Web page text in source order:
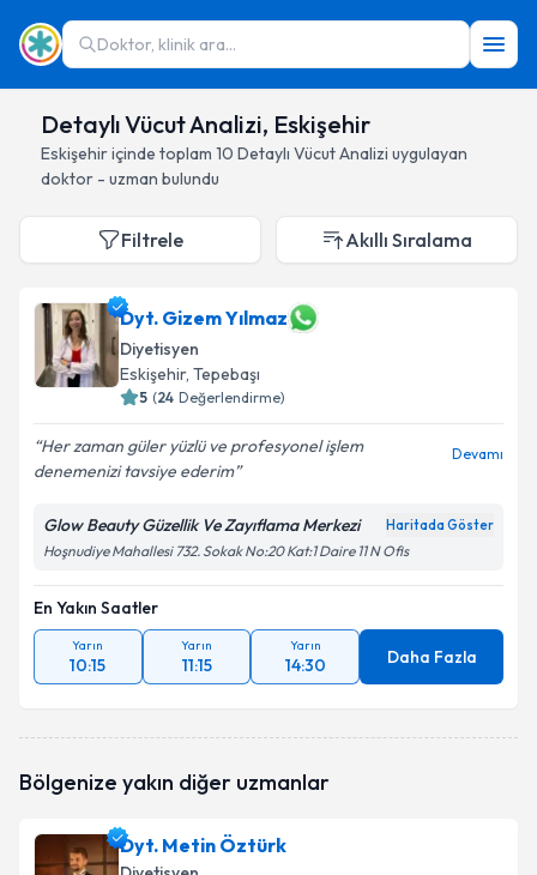
Doktor, klinik ara...
Detaylı Vücut Analizi, Eskişehir
Eskişehiriçinde toplam 10 Detaylı Vücut Analizi uygulayan
doktor - uzman bulundu
Filtrele Akıllı Sıralama
Dyt. Gizem Yılmaz
Diyetisyen
Eskişehir, Tepebaşı
5 (24 Değerlendirme)
Her zaman güler yüzlü ve profesyonel işlem
denemenizi tavsiye ederim
Devamı
Glow Beauty Güzellik Ve Zayıflama Merkezi Haritada Göster
Hoşnudiye Mahallesi 732. Sokak No:20 Kat:1 Daire 11 N Ofis
En Yakın Saatler
Yarın
10:15
Yarın
11:15
Yarın
14:30 Daha Fazla
Bölgenize yakın diğer uzmanlar
Dyt. Metin Öztürk